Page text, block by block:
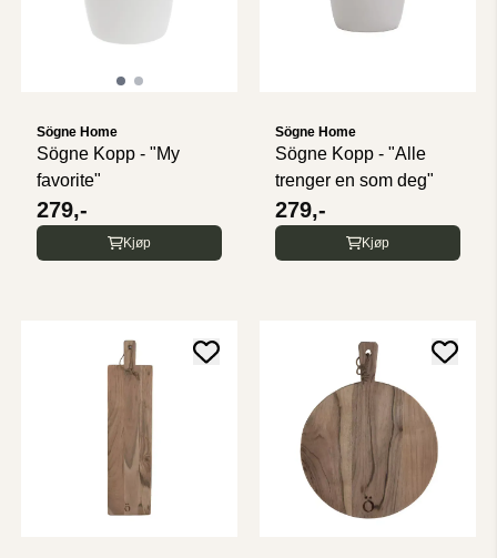
Sögne Home
Sögne Kopp - "My
favorite"
279,-
Kjøp
Sögne Home
Sögne Kopp - "Alle
trenger en som deg"
279,-
Kjøp